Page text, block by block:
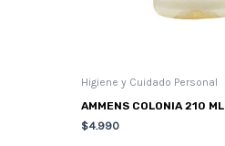
Higiene y Cuidado Personal
AMMENS COLONIA 210 ML
$4.990